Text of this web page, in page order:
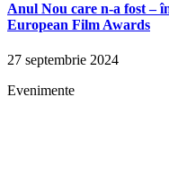
Anul Nou care n-a fost –
European Film Awards
27 septembrie 2024
Evenimente